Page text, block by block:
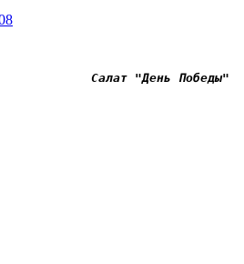
Салат "День Победы"